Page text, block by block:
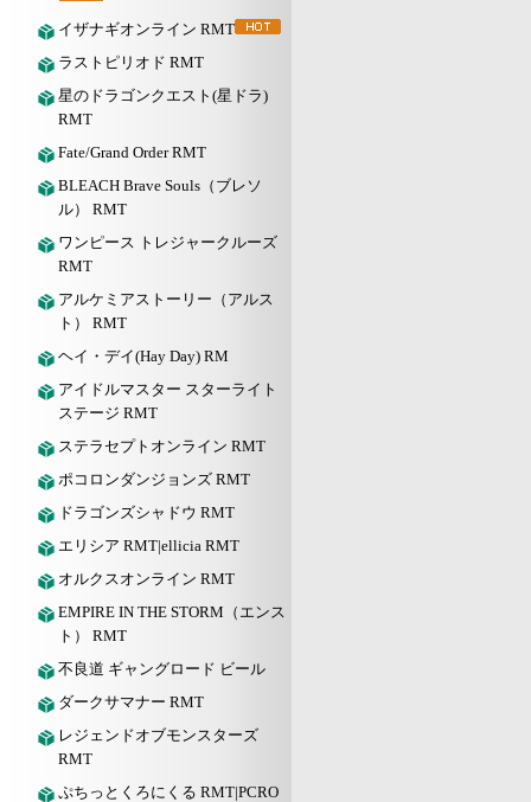
イザナギオンライン RMT
ラストピリオド RMT
星のドラゴンクエスト(星ドラ)
RMT
Fate/Grand Order RMT
BLEACH Brave Souls（ブレソ
ル） RMT
ワンピース トレジャークルーズ
RMT
アルケミアストーリー（アルス
ト） RMT
ヘイ・デイ(Hay Day) RM
アイドルマスター スターライト
ステージ RMT
ステラセプトオンライン RMT
ポコロンダンジョンズ RMT
ドラゴンズシャドウ RMT
エリシア RMT|ellicia RMT
オルクスオンライン RMT
EMPIRE IN THE STORM（エンス
ト） RMT
不良道 ギャングロード ビール
ダークサマナー RMT
レジェンドオブモンスターズ
RMT
ぷちっとくろにくる RMT|PCRO